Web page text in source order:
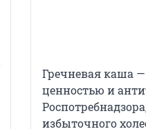
Гречневая каша
ценностью и
избыточного